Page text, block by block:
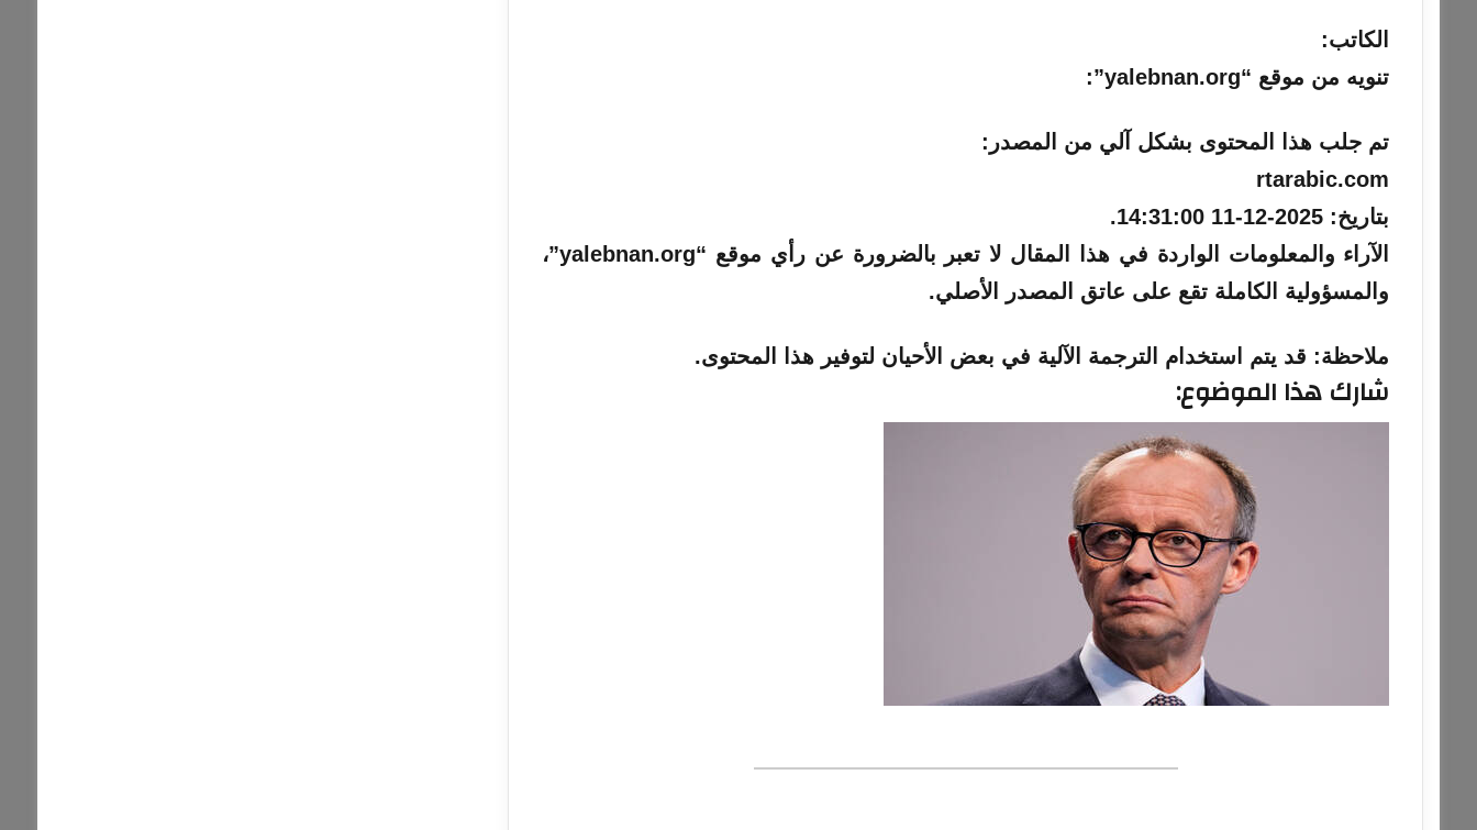
الكاتب:
تنويه من موقع “yalebnan.org”:
تم جلب هذا المحتوى بشكل آلي من المصدر:
rtarabic.com
بتاريخ: 2025-12-11 14:31:00
.
الآراء والمعلومات الواردة في هذا المقال لا تعبر بالضرورة عن رأي موقع “yalebnan.org”،
والمسؤولية الكاملة تقع على عاتق المصدر الأصلي.
ملاحظة: قد يتم استخدام الترجمة الآلية في بعض الأحيان لتوفير هذا المحتوى.
شارك هذا الموضوع: